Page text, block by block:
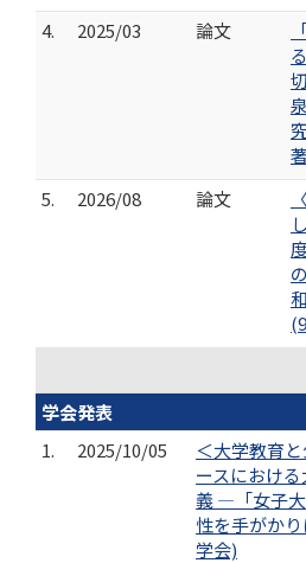
4.
2025/03 論文
5.
2026/08 論文
学会発表
1.
2025/10/05
＜大学教育
ースにおけ
義 ―「女子
性を手がか
学会)